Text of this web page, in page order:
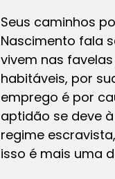
Seus caminhos
Nascimento fala
vivem nas
habitáveis, por
emprego é por
aptidão se deve
regime
isso é mais uma